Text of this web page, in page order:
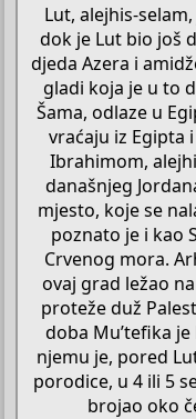
Lut, alejhis-
dok je Lut bio još
djeda Azera i
gladi koja je u to
Šama, odlaze u
vraćaju iz Egipta
Ibrahimom,
današnjeg
mjesto, koje se
poznato je i kao
Crvenog mora.
ovaj grad ležao
proteže duž
doba Mu’tefika
njemu je, pored
porodice, u 4 ili 5
brojao oko